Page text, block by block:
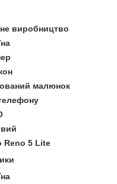
виробництво
малюнок
Reno 5 Lite